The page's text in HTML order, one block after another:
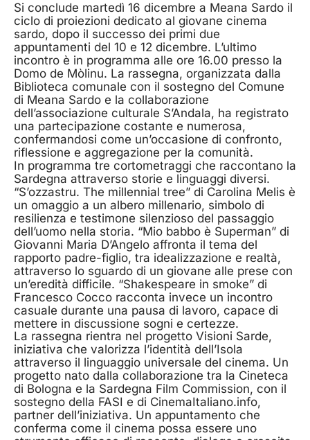
Si conclude martedì 16 dicembre a Meana Sardo il
ciclo di proiezioni dedicato al giovane cinema
sardo, dopo il successo dei primi due
appuntamenti del 10 e 12 dicembre. L’ultimo
incontro è in programma alle ore 16.00 presso la
Domo de Mòlinu. La rassegna, organizzata dalla
Biblioteca comunale con il sostegno del Comune
di Meana Sardo e la collaborazione
dell’associazione culturale S’Andala, ha registrato
una partecipazione costante e numerosa,
confermandosi come un’occasione di confronto,
riflessione e aggregazione per la comunità.
In programma tre cortometraggi che raccontano la
Sardegna attraverso storie e linguaggi diversi.
“S’ozzastru. The millennial tree” di Carolina Melis è
un omaggio a un albero millenario, simbolo di
resilienza e testimone silenzioso del passaggio
dell’uomo nella storia. “Mio babbo è Superman” di
Giovanni Maria D’Angelo affronta il tema del
rapporto padre-figlio, tra idealizzazione e realtà,
attraverso lo sguardo di un giovane alle prese con
un’eredità difficile. “Shakespeare in smoke” di
Francesco Cocco racconta invece un incontro
casuale durante una pausa di lavoro, capace di
mettere in discussione sogni e certezze.
La rassegna rientra nel progetto Visioni Sarde,
iniziativa che valorizza l’identità dell’Isola
attraverso il linguaggio universale del cinema. Un
progetto nato dalla collaborazione tra la Cineteca
di Bologna e la Sardegna Film Commission, con il
sostegno della FASI e di CinemaItaliano.info,
partner dell’iniziativa. Un appuntamento che
conferma come il cinema possa essere uno